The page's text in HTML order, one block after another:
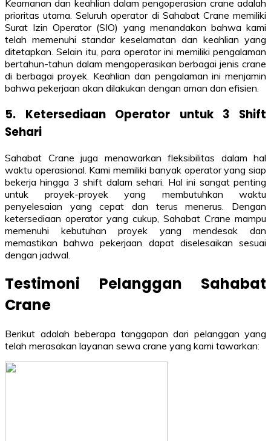
Keamanan dan keahlian dalam pengoperasian crane adalah
prioritas utama. Seluruh operator di Sahabat Crane memiliki
Surat Izin Operator (SIO) yang menandakan bahwa kami
telah memenuhi standar keselamatan dan keahlian yang
ditetapkan. Selain itu, para operator ini memiliki pengalaman
bertahun-tahun dalam mengoperasikan berbagai jenis crane
di berbagai proyek. Keahlian dan pengalaman ini menjamin
bahwa pekerjaan akan dilakukan dengan aman dan efisien.
5. Ketersediaan Operator untuk 3 Shift
Sehari
Sahabat Crane juga menawarkan fleksibilitas dalam hal
waktu operasional. Kami memiliki banyak operator yang siap
bekerja hingga 3 shift dalam sehari. Hal ini sangat penting
untuk proyek-proyek yang membutuhkan waktu
penyelesaian yang cepat dan terus menerus. Dengan
ketersediaan operator yang cukup, Sahabat Crane mampu
memenuhi kebutuhan proyek yang mendesak dan
memastikan bahwa pekerjaan dapat diselesaikan sesuai
dengan jadwal.
Testimoni Pelanggan Sahabat
Crane
Berikut adalah beberapa tanggapan dari pelanggan yang
telah merasakan layanan sewa crane yang kami tawarkan: